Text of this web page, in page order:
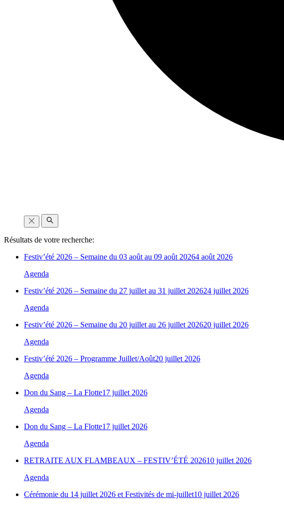
Résultats de votre recherche:
Festiv’été 2026 – Semaine du 03 août au 09 août 20264 août 2026
Agenda
Festiv’été 2026 – Semaine du 27 juillet au 31 juillet 202624 juillet 2026
Agenda
Festiv’été 2026 – Semaine du 20 juillet au 26 juillet 202620 juillet 2026
Agenda
Festiv’été 2026 – Programme Juillet/Août20 juillet 2026
Agenda
Don du Sang – La Flotte17 juillet 2026
Agenda
Don du Sang – La Flotte17 juillet 2026
Agenda
RETRAITE AUX FLAMBEAUX – FESTIV’ÉTÉ 202610 juillet 2026
Agenda
Cérémonie du 14 juillet 2026 et Festivités de mi-juillet10 juillet 2026